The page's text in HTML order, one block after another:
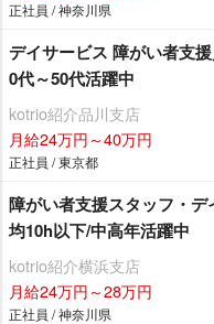
正社員 / 神奈川県
デイサービス 障がい者支
0代～50代活躍中
kotrio紹介品川支店
月給24万円～40万円
正社員 / 東京都
障がい者支援スタッフ・
均10h以下/中高年活躍中
kotrio紹介横浜支店
月給24万円～28万円
正社員 / 神奈川県